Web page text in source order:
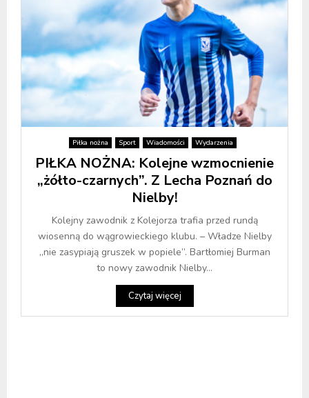
Piłka nożna Sport Wiadomości Wydarzenia
PIŁKA NOŻNA: Kolejne wzmocnienie
„żółto-czarnych”. Z Lecha Poznań do
Nielby!
Kolejny zawodnik z Kolejorza trafia przed rundą
wiosenną do wągrowieckiego klubu. – Władze Nielby
,,nie zasypiają gruszek w popiele”. Bartłomiej Burman
to nowy zawodnik Nielby...
Czytaj więcej